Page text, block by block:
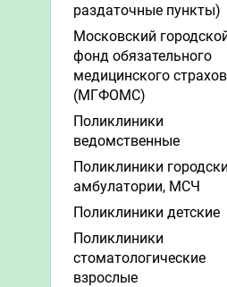
раздаточные пункты)
Московский
фонд обязательного
медицинского
(МГФОМС)
Поликлиники
ведомственные
Поликлиники
амбулатории, МСЧ
Поликлиники детские
Поликлиники
стоматологические
взрослые